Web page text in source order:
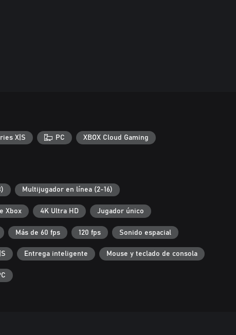
X|S PC XBOX Cloud Gaming
Multijugador en línea (2-16)
Xbox 4K Ultra HD Jugador único
Más de 60 fps 120 fps Sonido espacial
Entrega inteligente Mouse y teclado de consola